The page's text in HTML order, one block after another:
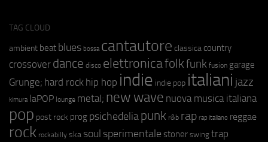
TAG CLOUD
ambient beat blues bossa cantautore classica country
crossover dance disco elettronicafolkfunk fusion garage
Grunge; hard rock hip hop indie indie pop italiani jazz
kimura laPOP lounge metal; new wave nuova musica italiana
pop post rock prog psichedeliapunk r&b rap rap italiano reggae
rock rockabilly ska soul sperimentale stoner swing trap